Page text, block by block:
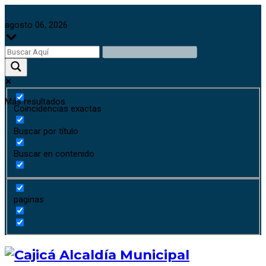
agosto 06, 2026
Más resultados
Coincidencias exactas
Buscar por título
Buscar en contenido
paginas